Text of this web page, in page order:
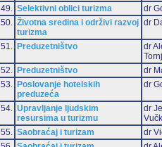
49.
Selektivni oblici turizma
dr
50.
Životna sredina i održivi razvoj
turizma
dr
51. Preduzetništvo
dr
52.
Preduzetništvo
dr
53.
Poslovanje hotelskih
preduzeća
dr
54.
Upravljanje ljudskim
resursima u turizmu
dr
55.
Saobraćaj i turizam
dr